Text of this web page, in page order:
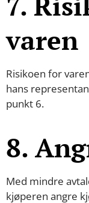
varen
Risikoen for
hans
punkt 6.
8.
Med mindre
kjøperen angre